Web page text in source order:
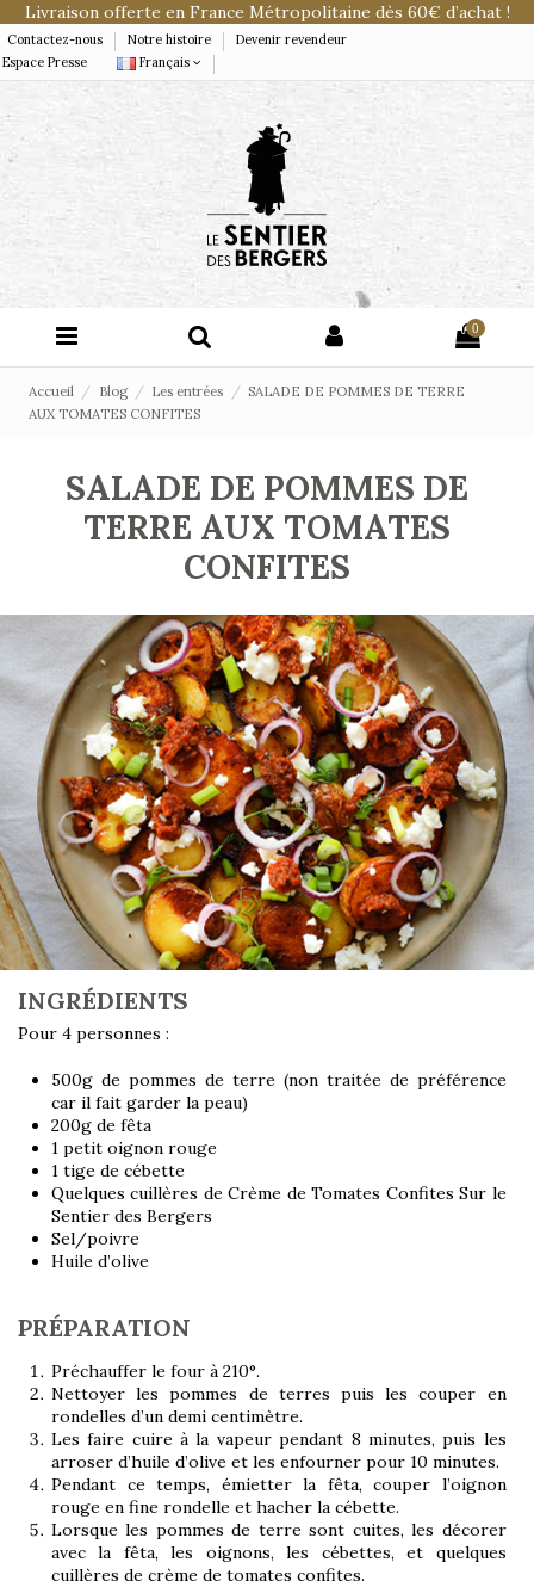
Livraison offerte en France Métropolitaine dès 60€ d’achat !
Contactez-nous Notre histoire
Devenir revendeur
Espace Presse
Français
0
Accueil Blog Les entrées
SALADE DE POMMES DE TERRE
AUX TOMATES CONFITES
SALADE DE POMMES DE
TERRE AUX TOMATES
CONFITES
INGRÉDIENTS
Pour 4 personnes :
500g de pommes de terre (non traitée de préférence
car il fait garder la peau)
200g de fêta
1 petit oignon rouge
1 tige de cébette
Quelques cuillères de Crème de Tomates Confites Sur le
Sentier des Bergers
Sel/poivre
Huile d’olive
PRÉPARATION
Préchauffer le four à 210°.
Nettoyer les pommes de terres puis les couper en
rondelles d’un demi centimètre.
Les faire cuire à la vapeur pendant 8 minutes, puis les
arroser d’huile d’olive et les enfourner pour 10 minutes.
Pendant ce temps, émietter la fêta, couper l’oignon
rouge en fine rondelle et hacher la cébette.
Lorsque les pommes de terre sont cuites, les décorer
avec la fêta, les oignons, les cébettes, et quelques
cuillères de crème de tomates confites.